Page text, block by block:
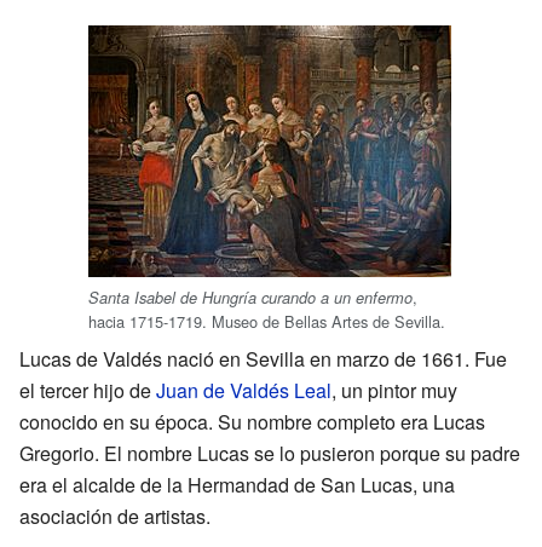
Santa Isabel de Hungría curando a un enfermo,
hacia 1715-1719. Museo de Bellas Artes de Sevilla.
Lucas de Valdés nació en Sevilla en marzo de 1661. Fue
el tercer hijo deJuan de Valdés Leal, un pintor muy
conocido en su época. Su nombre completo era Lucas
Gregorio. El nombre Lucas se lo pusieron porque su padre
era el alcalde de la Hermandad de San Lucas, una
asociación de artistas.